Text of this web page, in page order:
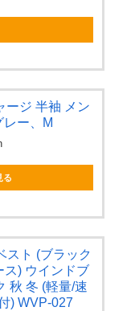
ージ 半袖 メン
レー、M
る
スト (ブラック
ス) ウインドブ
秋 冬 (軽量/速
) WVP-027